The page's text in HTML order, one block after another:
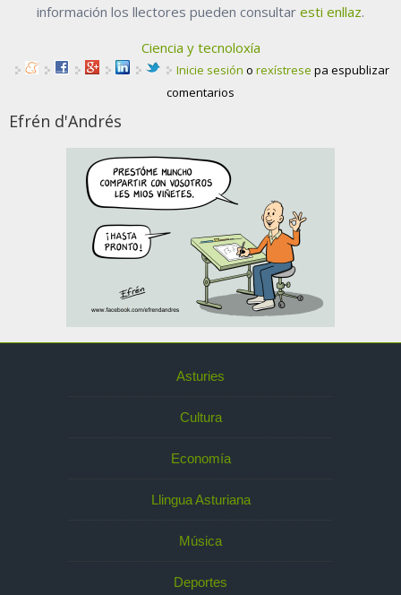
información los llectores pueden consultar esti enllaz.
Ciencia y tecnoloxía
Inicie sesión o rexístrese pa espublizar
comentarios
Efrén d'Andrés
Asturies
Cultura
Economía
Llingua Asturiana
Música
Deportes